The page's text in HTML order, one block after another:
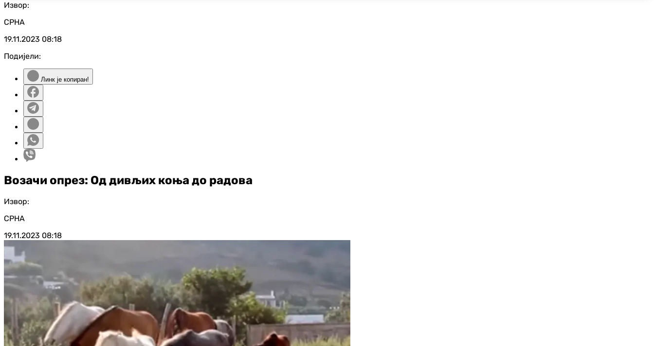
Извор:
СРНА
19.11.2023 08:18
Подијели:
Линк је копиран!
Возачи опрез: Од дивљих коња до радова
Извор:
СРНА
19.11.2023 08:18